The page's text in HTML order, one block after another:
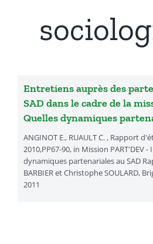
Recherches & Activités
Séminaires & Journées d’étude
Travaux & Publications
Entretiens auprès des
SAD dans le cadre de la
Quelles dynamiques
ANGINOT E., RUAULT C. , Rapport
2010,PP67-90, in Mission PART'DEV
dynamiques partenariales au SAD
BARBIER et Christophe SOULARD,
2011